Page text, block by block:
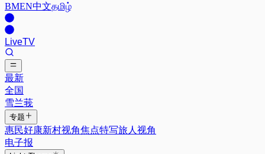
BMEN中文தமிழ்
LiveTV
最新
全国
雪兰莪
专题
惠民好康新村视角焦点特写旅人视角
电子报